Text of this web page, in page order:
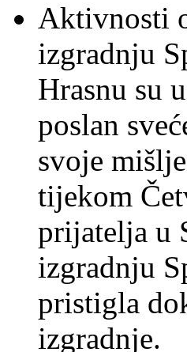
Aktivnosti
izgradnju
Hrasnu su
poslan
svoje
tijekom
prijatelja u
izgradnju
pristigla
izgradnje.